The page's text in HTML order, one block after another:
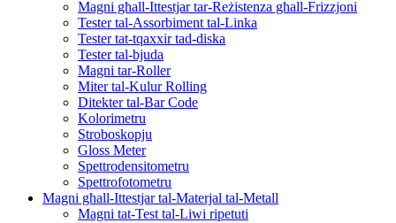
Magni għall-Ittestjar tar-Reżistenza għall-Frizzjoni
Tester tal-Assorbiment tal-Linka
Tester tat-tqaxxir tad-diska
Tester tal-bjuda
Magni tar-Roller
Miter tal-Kulur Rolling
Ditekter tal-Bar Code
Kolorimetru
Stroboskopju
Gloss Meter
Spettrodensitometru
Spettrofotometru
Magni għall-Ittestjar tal-Materjal tal-Metall
Magni tat-Test tal-Liwi ripetuti